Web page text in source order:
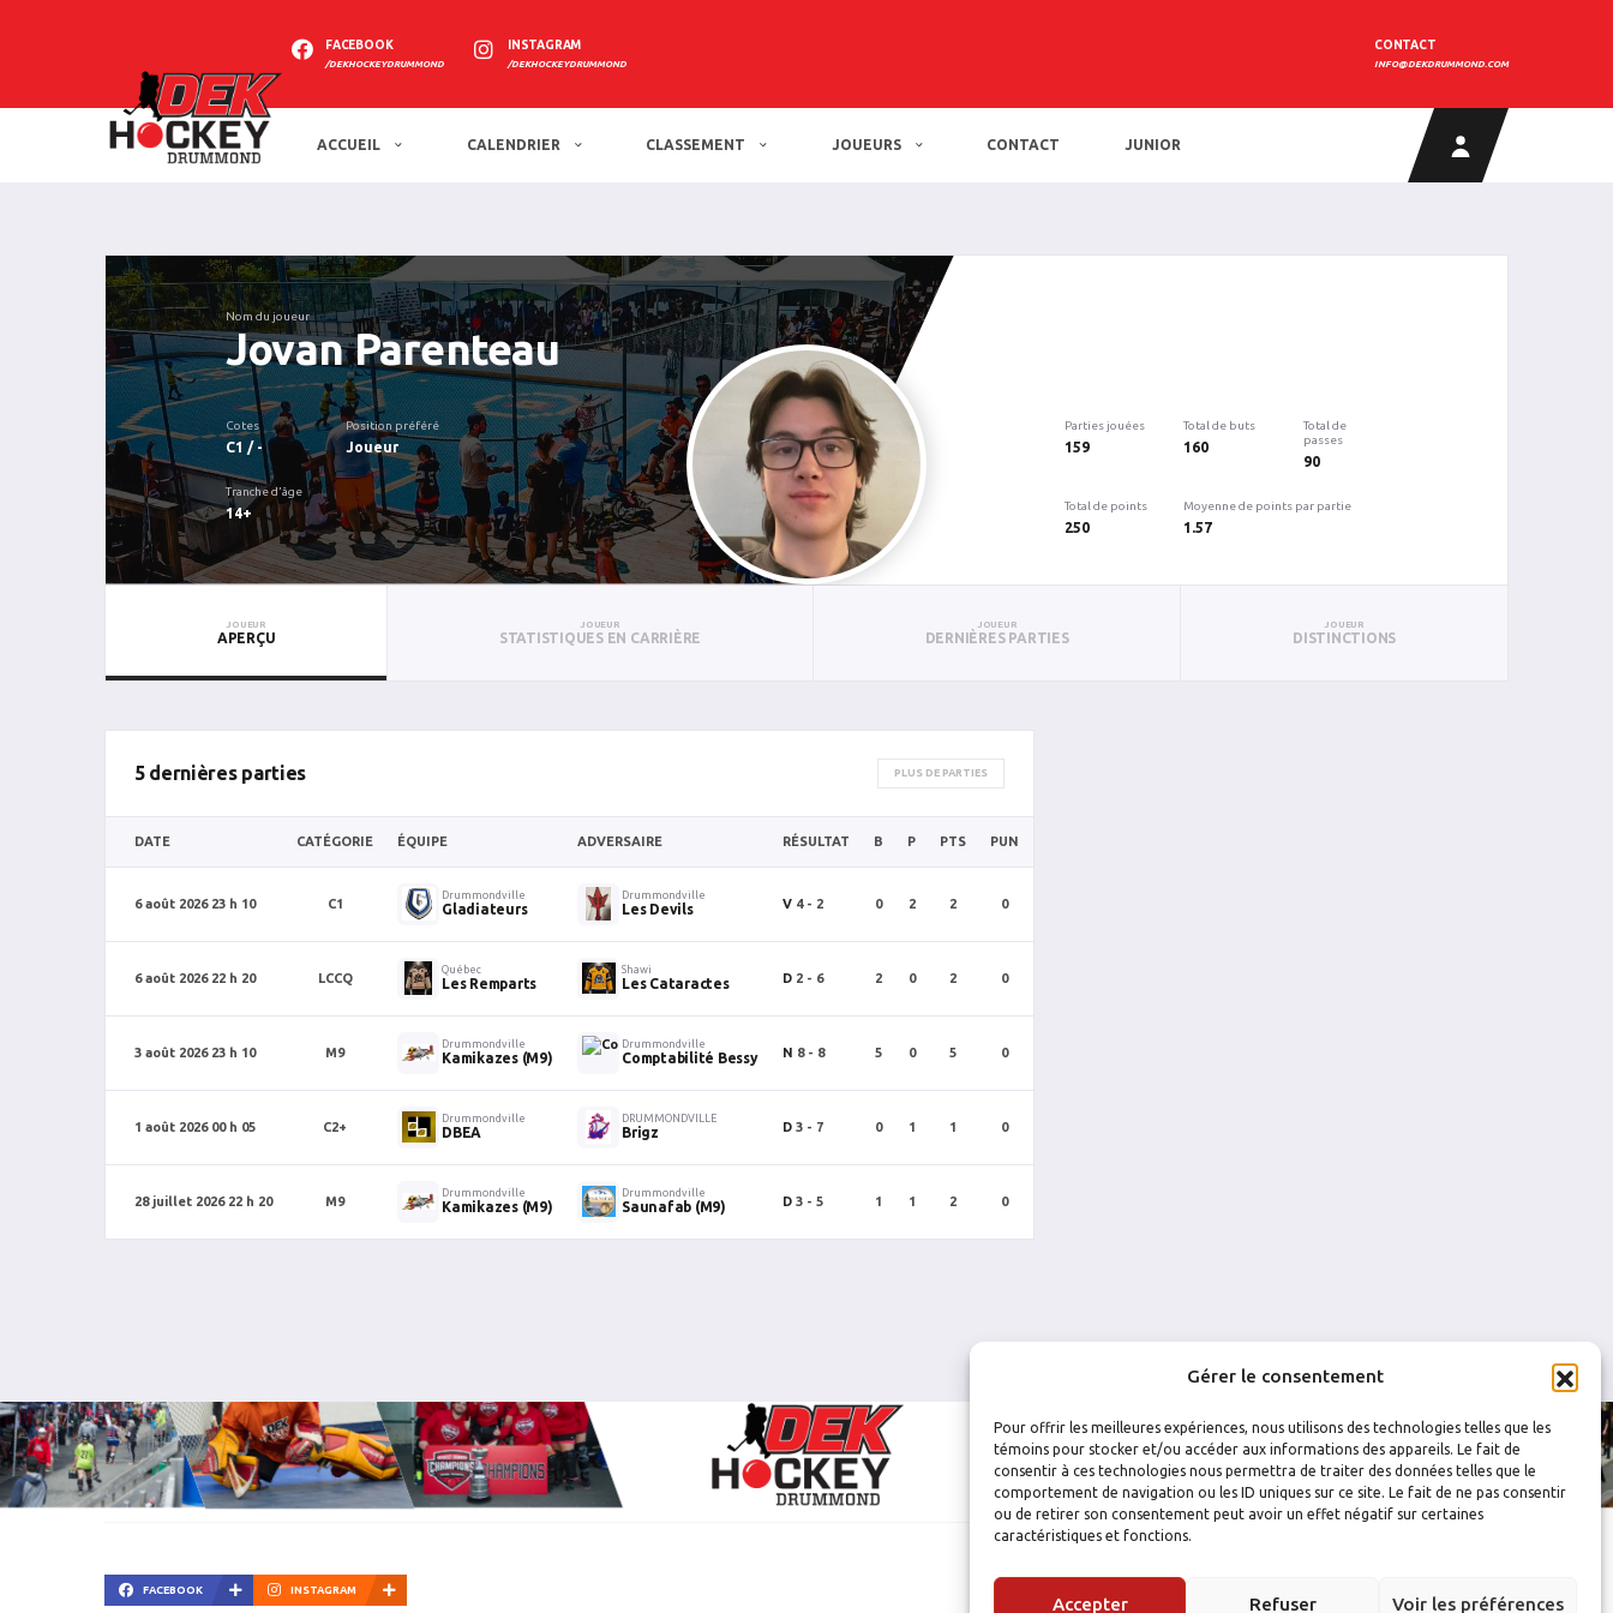
Gérer le consentement
Pour offrir les meilleures expériences, nous utilisons des technologies telles que les
témoins pour stocker et/ou accéder aux informations des appareils. Le fait de
consentir à ces technologies nous permettra de traiter des données telles que le
comportement de navigation ou les ID uniques sur ce site. Le fait de ne pas consentir
ou de retirer son consentement peut avoir un effet négatif sur certaines
caractéristiques et fonctions.
Accepter Refuser Voir les préférences
FACEBOOK
/DEKHOCKEYDRUMMOND
INSTAGRAM
/DEKHOCKEYDRUMMOND
CONTACT
INFO@DEKDRUMMOND.COM
ACCUEIL CALENDRIER CLASSEMENT JOUEURS CONTACT JUNIOR
Nom du joueur
Jovan Parenteau
Cotes
C1 / -
Position préféré
Joueur
Tranche d'âge
14+
Parties jouées
159
Total de buts
160
Total de
passes
90
Total de points
250
Moyenne de points par partie
1.57
JOUEUR
APERÇU
JOUEUR
STATISTIQUES EN CARRIÈRE
JOUEUR
DERNIÈRES PARTIES
JOUEUR
DISTINCTIONS
5 dernières parties PLUS DE PARTIES
DATE CATÉGORIE ÉQUIPE ADVERSAIRE RÉSULTAT B P PTS PUN
6 août 2026 23 h 10 C1
Drummondville
Gladiateurs
Drummondville
Les Devils V 4 - 2 0 2 2 0
6 août 2026 22 h 20 LCCQ
Québec
Les Remparts
Shawi
Les Cataractes D 2 - 6 2 0 2 0
3 août 2026 23 h 10 M9
Drummondville
Kamikazes (M9)
Drummondville
Comptabilité Bessy N 8 - 8 5 0 5 0
1 août 2026 00 h 05 C2+
Drummondville
DBEA
DRUMMONDVILLE
Brigz D 3 - 7 0 1 1 0
28 juillet 2026 22 h 20 M9
Drummondville
Kamikazes (M9)
Drummondville
Saunafab (M9) D 3 - 5 1 1 2 0
FACEBOOK INSTAGRAM